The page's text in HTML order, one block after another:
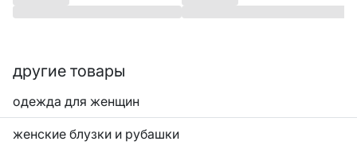
другие товары
одежда для женщин
женские блузки и рубашки